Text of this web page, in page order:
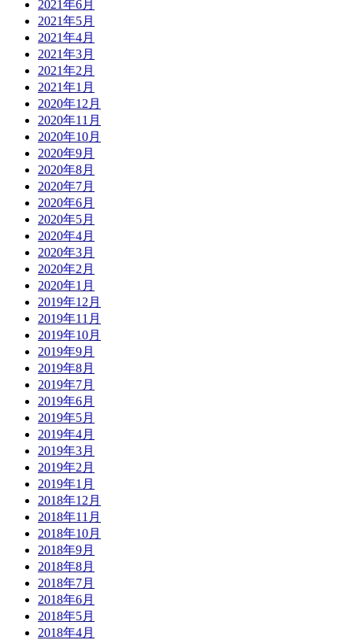
2021年6月
2021年5月
2021年4月
2021年3月
2021年2月
2021年1月
2020年12月
2020年11月
2020年10月
2020年9月
2020年8月
2020年7月
2020年6月
2020年5月
2020年4月
2020年3月
2020年2月
2020年1月
2019年12月
2019年11月
2019年10月
2019年9月
2019年8月
2019年7月
2019年6月
2019年5月
2019年4月
2019年3月
2019年2月
2019年1月
2018年12月
2018年11月
2018年10月
2018年9月
2018年8月
2018年7月
2018年6月
2018年5月
2018年4月